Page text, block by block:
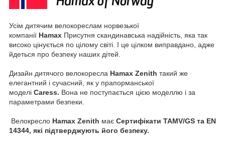
Усім дитячим велокореслам норвезької
компанії Hamax Присутня скандинавська надійність, яка так
високо цінується по цілому світі. І це цілком виправдано, адже
йдеться про безпеку наших дітей.
Дизайн дитячого велокоресла Hamax Zenith такий же
елегантний і сучасний, як у прапорманської
моделі Caress. Вона не поступається цією моделлю і за
параметрами безпеки.
Велокресло Hamax Zenith має Сертифікати TAMV/GS та EN
14344, які підтверджують його безпеку.